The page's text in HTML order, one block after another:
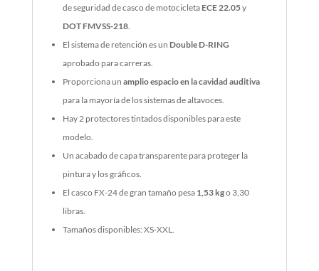
de seguridad de casco de motocicleta ECE 22.05y
DOT FMVSS-218.
El sistema de retención es un Double D-RING
aprobado para carreras.
Proporciona un amplio espacio en la cavidad auditiva
para la mayoría de los sistemas de altavoces.
Hay 2 protectores tintados disponibles para este
modelo.
Un acabado de capa transparente para proteger la
pintura y los gráficos.
El casco FX-24 de gran tamaño pesa 1,53 kgo 3,30
libras.
Tamaños disponibles: XS-XXL.